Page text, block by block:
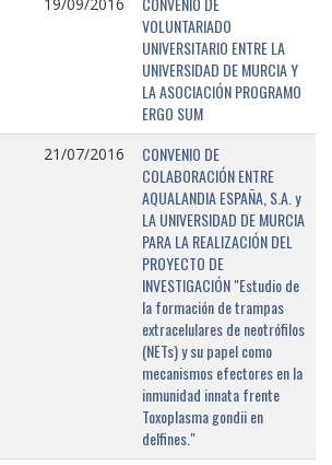
VOLUNTARIADO
UNIVERSITARIO ENTRE LA
UNIVERSIDAD DE MURCIA Y
LA ASOCIACIÓN PROGRAMO
ERGO SUM
21/07/2016
CONVENIO DE
COLABORACIÓN ENTRE
AQUALANDIA ESPAÑA, S.A. y
LA UNIVERSIDAD DE MURCIA
PARA LA REALIZACIÓN DEL
PROYECTO DE
INVESTIGACIÓN "Estudio de
la formación de trampas
extracelulares de neotrófilos
(NETs) y su papel como
mecanismos efectores en la
inmunidad innata frente
Toxoplasma gondii en
delfines."